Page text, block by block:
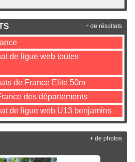
de ligue web toutes
de France Elite 50m
des départements
de ligue web U13 benjamins
+ de résultats
+ de photos